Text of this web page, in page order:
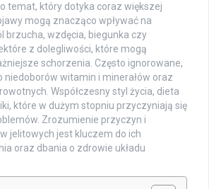
temat, który dotyka coraz większej
mogą znacząco wpływać na
brzucha, wzdęcia, biegunka czy
z dolegliwości, które mogą
schorzenia. Często ignorowane,
niedoborów witamin i minerałów oraz
Współczesny styl życia, dieta
które w dużym stopniu przyczyniają się
Zrozumienie przyczyn i
jelitowych jest kluczem do ich
oraz dbania o zdrowie układu